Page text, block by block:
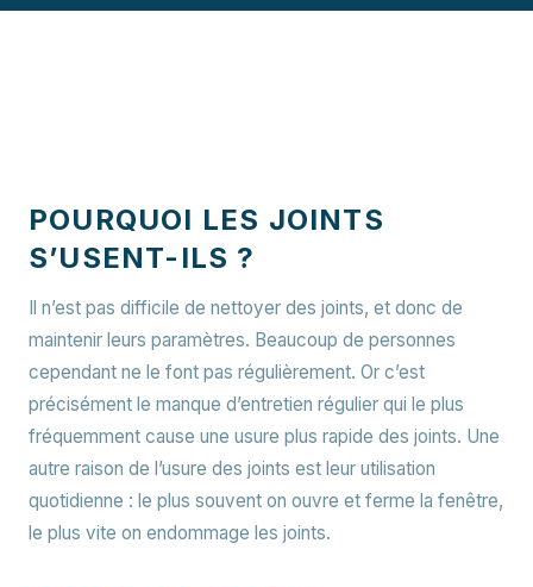
POURQUOI LES JOINTS
S’USENT-ILS ?
Il n’est pas difficile de nettoyer des joints, et donc de
maintenir leurs paramètres. Beaucoup de personnes
cependant ne le font pas régulièrement. Or c’est
précisément le manque d’entretien régulier qui le plus
fréquemment cause une usure plus rapide des joints. Une
autre raison de l’usure des joints est leur utilisation
quotidienne : le plus souvent on ouvre et ferme la fenêtre,
le plus vite on endommage les joints.